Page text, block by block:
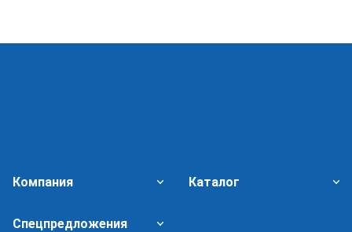
Компания Каталог
Спецпредложения